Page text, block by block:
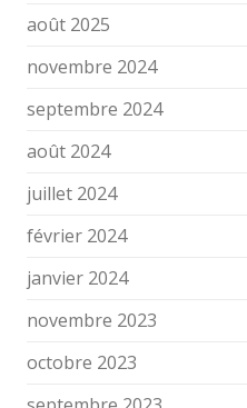
août 2025
novembre 2024
septembre 2024
août 2024
juillet 2024
février 2024
janvier 2024
novembre 2023
octobre 2023